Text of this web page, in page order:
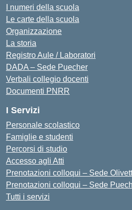
I numeri della scuola
Le carte della scuola
Organizzazione
La storia
Registro Aule / Laboratori
DADA – Sede Puecher
Verbali collegio docenti
Documenti PNRR
I Servizi
Personale scolastico
Famiglie e studenti
Percorsi di studio
Accesso agli Atti
Prenotazioni colloqui – Sede
Prenotazioni colloqui – Sede
Tutti i servizi